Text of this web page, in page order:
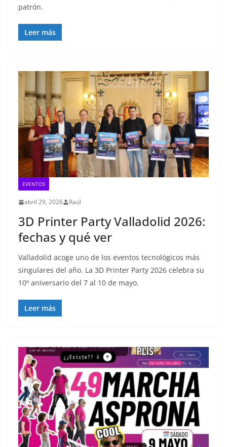
patrón.
Leer más
EVENTOS
abril 29, 2026 Raúl
3D Printer Party Valladolid 2026:
fechas y qué ver
Valladolid acoge uno de los eventos tecnológicos más
singulares del año. La 3D Printer Party 2026 celebra su
10º aniversario del 7 al 10 de mayo.
Leer más